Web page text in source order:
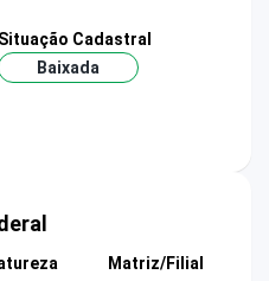
Situação Cadastral
Baixada
Matriz/Filial